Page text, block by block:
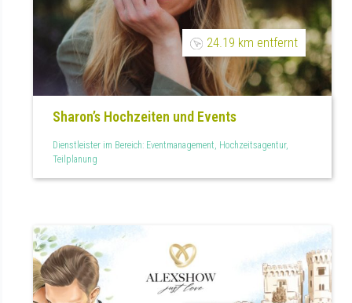
24.19 km entfernt
Sharon’s Hochzeiten und Events
Dienstleister im Bereich: Eventmanagement, Hochzeitsagentur,
Teilplanung